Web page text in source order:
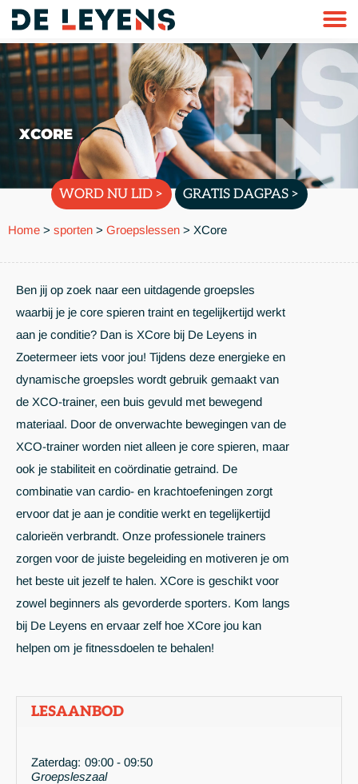
XCORE
WORD NU LID > GRATIS DAGPAS >
Home > sporten > Groepslessen > XCore
Ben jij op zoek naar een uitdagende groepsles
waarbij je je core spieren traint en tegelijkertijd werkt
aan je conditie? Dan is XCore bij De Leyens in
Zoetermeer iets voor jou! Tijdens deze energieke en
dynamische groepsles wordt gebruik gemaakt van
de XCO-trainer, een buis gevuld met bewegend
materiaal. Door de onverwachte bewegingen van de
XCO-trainer worden niet alleen je core spieren, maar
ook je stabiliteit en coördinatie getraind. De
combinatie van cardio- en krachtoefeningen zorgt
ervoor dat je aan je conditie werkt en tegelijkertijd
calorieën verbrandt. Onze professionele trainers
zorgen voor de juiste begeleiding en motiveren je om
het beste uit jezelf te halen. XCore is geschikt voor
zowel beginners als gevorderde sporters. Kom langs
bij De Leyens en ervaar zelf hoe XCore jou kan
helpen om je fitnessdoelen te behalen!
LESAANBOD
Zaterdag: 09:00 - 09:50
Groepsleszaal